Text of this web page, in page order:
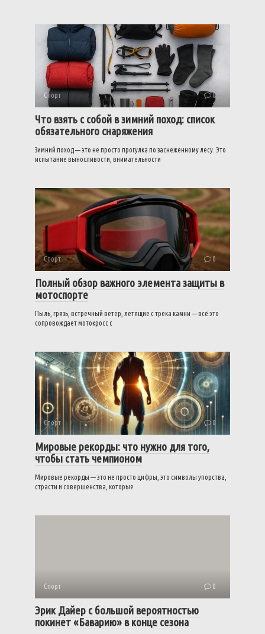
Спорт 0
Что взять с собой в зимний поход: список
обязательного снаряжения
Зимний поход — это не просто прогулка по заснеженному лесу. Это
испытание выносливости, внимательности
Спорт 0
Полный обзор важного элемента защиты в
мотоспорте
Пыль, грязь, встречный ветер, летящие с трека камни — всё это
сопровождает мотокросс с
Спорт 0
Мировые рекорды: что нужно для того,
чтобы стать чемпионом
Мировые рекорды — это не просто цифры, это символы упорства,
страсти и совершенства, которые
Спорт 0
Эрик Дайер с большой вероятностью
покинет «Баварию» в конце сезона